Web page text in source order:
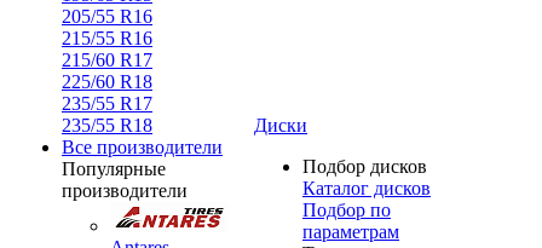
205/55 R16
215/55 R16
215/60 R17
225/60 R18
235/55 R17
235/55 R18
Все производители
Популярные
производители
Диски
Подбор дисков
Каталог дисков
Подбор по
параметрам